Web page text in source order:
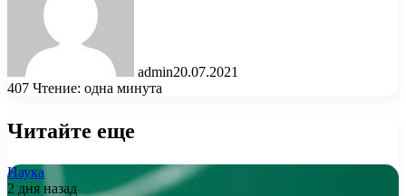
admin20.07.2021
407 Чтение: одна минута
Читайте еще
Наука
2 дня назад